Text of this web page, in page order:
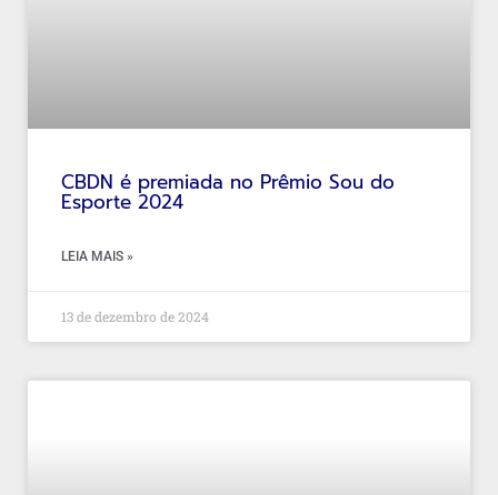
CBDN é premiada no Prêmio Sou do
Esporte 2024
LEIA MAIS »
13 de dezembro de 2024